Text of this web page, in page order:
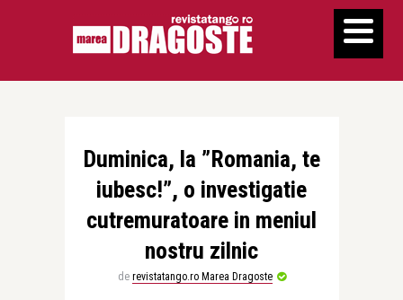
Duminica, la ”Romania, te
iubesc!”, o investigatie
cutremuratoare in meniul
nostru zilnic
de revistatango.ro Marea Dragoste